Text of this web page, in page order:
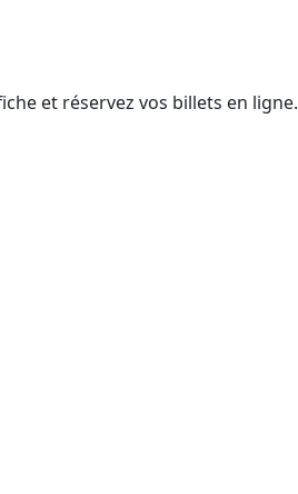
et réservez vos billets en ligne.